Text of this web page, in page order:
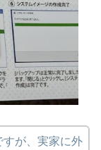
が、実家に外